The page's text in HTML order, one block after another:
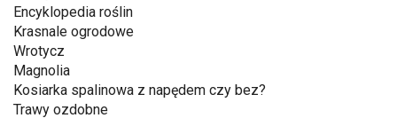
Encyklopedia roślin
Krasnale ogrodowe
Wrotycz
Magnolia
Kosiarka spalinowa z napędem czy bez?
Trawy ozdobne